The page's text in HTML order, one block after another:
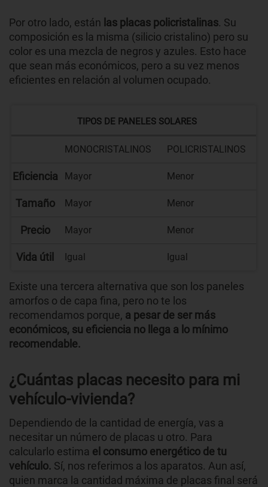
Por otro lado, están las placas policristalinas. Su
composición es la misma (silicio cristalino) pero su
color es una mezcla de negros y azules. Esto hace
que sean más económicos, pero a su vez menos
eficientes en relación al volumen ocupado.
TIPOS DE PANELES SOLARES
MONOCRISTALINOS POLICRISTALINOS
Eficiencia Mayor Menor
Tamaño Mayor Menor
Precio Mayor Menor
Vida útil Igual Igual
Existe una tercera alternativa que son los paneles
amorfos o de capa fina, pero no te los
recomendamos porque, a pesar de ser más
económicos, su eficiencia no llega a lo mínimo
recomendable.
¿Cuántas placas necesito para mi
vehículo-vivienda?
Dependiendo de la cantidad de energía, vas a
necesitar un número de placas u otro. Para
calcularlo estima el consumo energético de tu
vehículo. Sí, nos referimos a los aparatos. Aun así,
quien marca la cantidad máxima de placas final será